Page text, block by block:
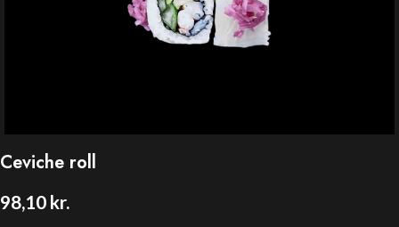
Ceviche roll
98,10 kr.